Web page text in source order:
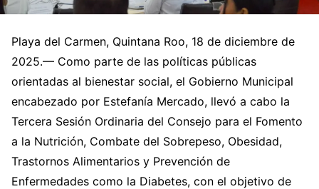
Playa del Carmen, Quintana Roo, 18 de diciembre de
2025.— Como parte de las políticas públicas
orientadas al bienestar social, el Gobierno Municipal
encabezado por Estefanía Mercado, llevó a cabo la
Tercera Sesión Ordinaria del Consejo para el Fomento
a la Nutrición, Combate del Sobrepeso, Obesidad,
Trastornos Alimentarios y Prevención de
Enfermedades como la Diabetes, con el objetivo de